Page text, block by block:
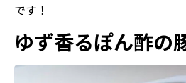
です！
ゆず香るぽん酢の